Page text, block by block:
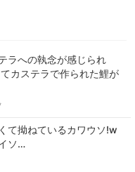
ラへの執念が感じられ
カステラで作られた鯉が
て拗ねているカワウソ!w
ソ…